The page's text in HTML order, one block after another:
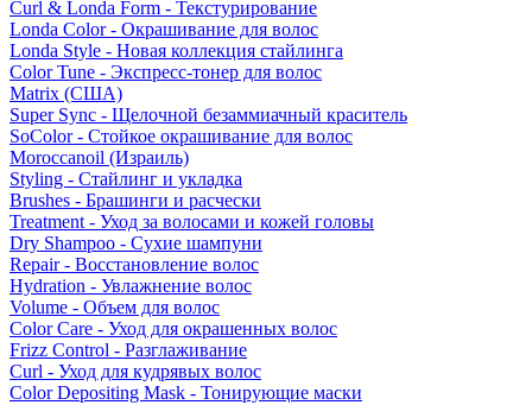
Curl & Londa Form - Текстурирование
Londa Color - Окрашивание для волос
Londa Style - Новая коллекция стайлинга
Color Tune - Экспресс-тонер для волос
Matrix (США)
Super Sync - Щелочной безаммиачный краситель
SoColor - Стойкое окрашивание для волос
Moroccanoil (Израиль)
Styling - Стайлинг и укладка
Brushes - Брашинги и расчески
Treatment - Уход за волосами и кожей головы
Dry Shampoo - Сухие шампуни
Repair - Восстановление волос
Hydration - Увлажнение волос
Volume - Объем для волос
Color Care - Уход для окрашенных волос
Frizz Control - Разглаживание
Curl - Уход для кудрявых волос
Color Depositing Mask - Тонирующие маски